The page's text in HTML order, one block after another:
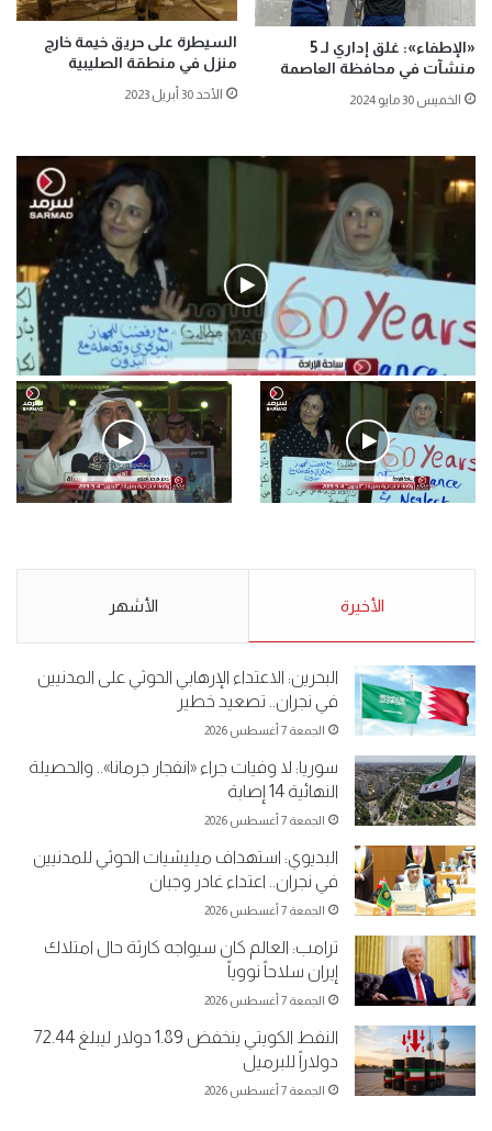
«الإطفاء»: غلق إداري لـ 5
منشآت في محافظة العاصمة
الخميس 30 مايو 2024
السيطرة على حريق خيمة خارج
منزل في منطقة الصليبية
الأحد 30 أبريل 2023
فيديو
.وقفة احتجاجية رمزية لـ”#البدون” في ساحة الإرادة 4-5-2019.
الأحد 5 مايو 2019
5-2019.
نبيع مخدرات يعني ولا خمر؟!.
الأخيرة الأشهر
البحرين: الاعتداء الإرهابي الحوثي على المدنيين
في نجران.. تصعيد خطير
الجمعة 7 أغسطس 2026
سوريا: لا وفيات جراء «انفجار جرمانا».. والحصيلة
النهائية 14 إصابة
الجمعة 7 أغسطس 2026
البديوي: استهداف ميليشيات الحوثي للمدنيين
في نجران.. اعتداء غادر وجبان
الجمعة 7 أغسطس 2026
ترامب: العالم كان سيواجه كارثة حال امتلاك
إيران سلاحاً نووياً
الجمعة 7 أغسطس 2026
النفط الكويتي ينخفض 1.89 دولار ليبلغ 72.44
دولاراً للبرميل
الجمعة 7 أغسطس 2026